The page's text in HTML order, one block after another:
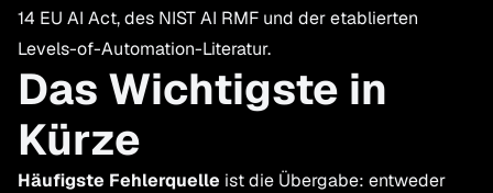
14 EU AI Act, des NIST AI RMF und der etablierten
Levels-of-Automation-Literatur.
Das Wichtigste in
Kürze
Häufigste Fehlerquelle ist die Übergabe: entweder